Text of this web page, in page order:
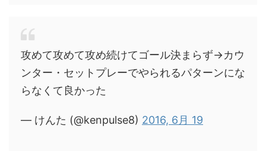
攻めて攻めて攻め続けてゴール決まらず→カウ
ンター・セットプレーでやられるパターンにな
らなくて良かった
— けんた (@kenpulse8) 2016, 6月 19